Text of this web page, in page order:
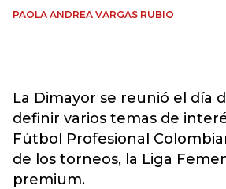
PAOLA ANDREA VARGAS RUBIO
La Dimayor se reunió el día
definir varios temas de
Fútbol Profesional
de los torneos, la Liga
premium.